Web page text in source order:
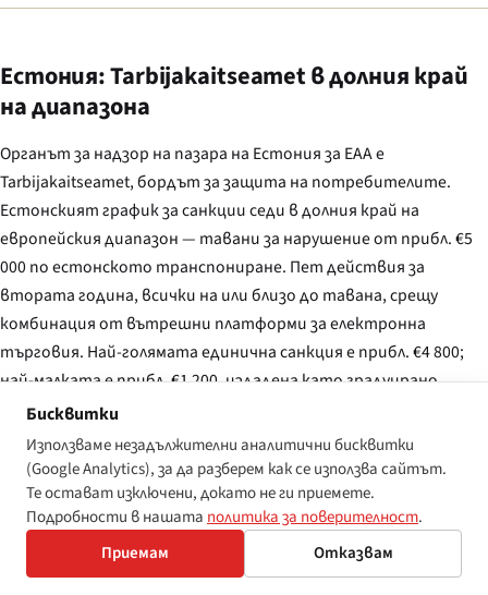
Естония: Tarbijakaitseamet в долния край
на диапазона
Органът за надзор на пазара на Естония за EAA е
Tarbijakaitseamet, бордът за защита на потребителите.
Естонският график за санкции седи в долния край на
европейския диапазон — тавани за нарушение от прибл. €5
000 по естонското транспониране. Пет действия за
втората година, всички на или близо до тавана, срещу
комбинация от вътрешни платформи за електронна
търговия. Най-голямата единична санкция е прибл. €4 800;
най-малката е прибл. €1 200, издадена като градуирано
първо предупреждение по естонския кодекс за
административно производство.
Това, което прави Естония интересна, не са заглавните
стойности — те са с порядък под Испания и Германия — а
бързината. Медианният интервал на
от
жалба до предупреждение е четиринадесет дни, половината
Бисквитки
Използваме незадължителни аналитични бисквитки
(Google Analytics), за да разберем как се използва сайтът.
Те остават изключени, докато не ги приемете.
Подробности в нашата политика за поверителност.
Приемам
Отказвам